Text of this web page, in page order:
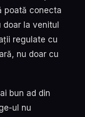
poată conecta
la venitul
regulate cu
nu doar cu
bun ad din
ul nu